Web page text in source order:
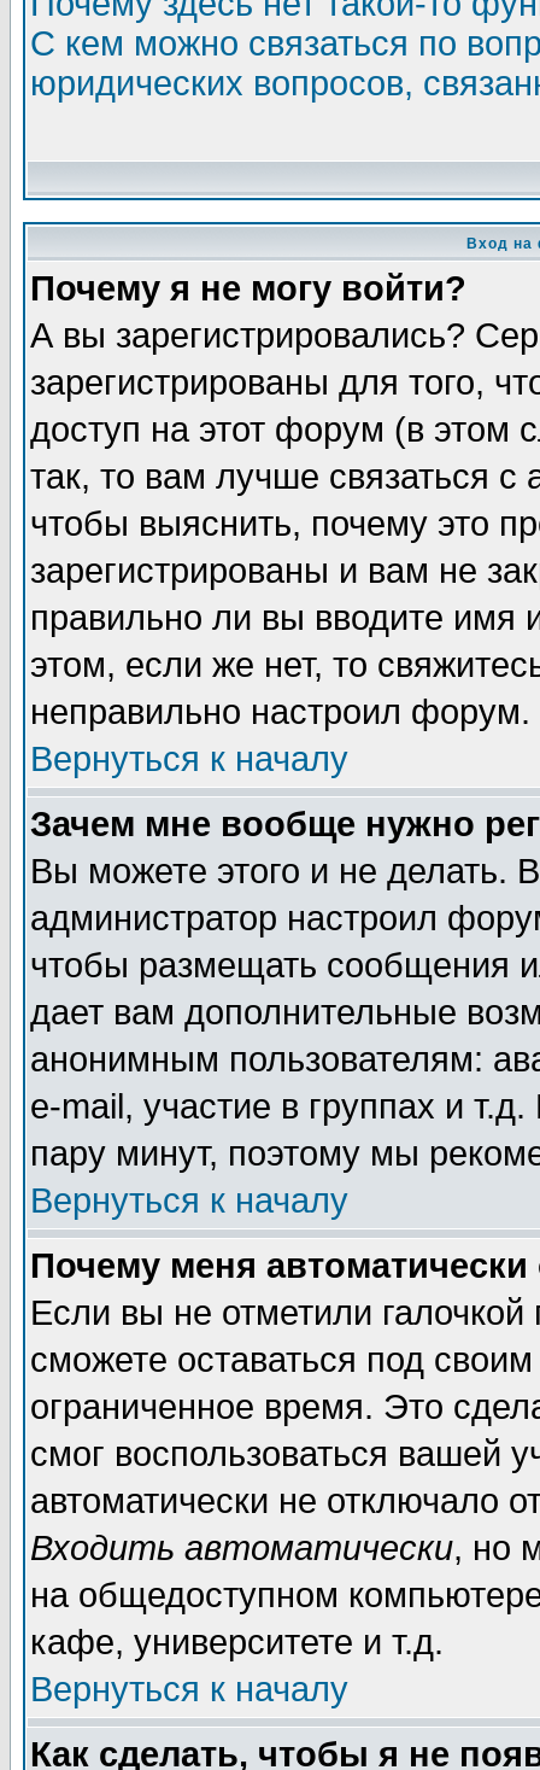
С кем можно связаться по
юридических вопросов,
Вход на
Почему я не могу войти?
А вы зарегистрировались?
зарегистрированы для того,
доступ на этот форум (в этом
так, то вам лучше связаться
чтобы выяснить, почему это
зарегистрированы и вам не
правильно ли вы вводите
этом, если же нет, то
неправильно настроил форум.
Вернуться к началу
Зачем мне вообще нужно
Вы можете этого и не делать.
администратор настроил
чтобы размещать сообщения
дает вам дополнительные
анонимным пользователям:
e-mail, участие в группах и
пару минут, поэтому мы
Вернуться к началу
Почему меня автоматически
Если вы не отметили галочкой
сможете оставаться под
ограниченное время. Это
смог воспользоваться вашей
автоматически не отключало
Входить автоматически, но
на общедоступном
кафе, университете и т.д.
Вернуться к началу
Как сделать, чтобы я не